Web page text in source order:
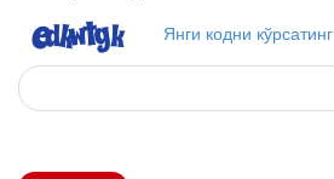
Янги кодни кўрсатинг